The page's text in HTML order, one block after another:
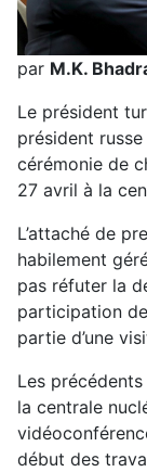
par M.K.
Le président
président
cérémonie de
27 avril à la
L’attaché de
habilement
pas réfuter la
participation
partie d’une
Les
la centrale
début des